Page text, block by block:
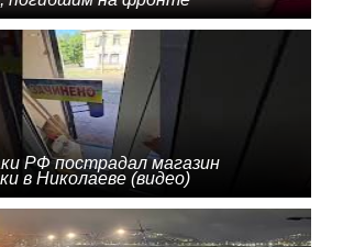
РФ пострадал магазин
в Николаеве (видео)